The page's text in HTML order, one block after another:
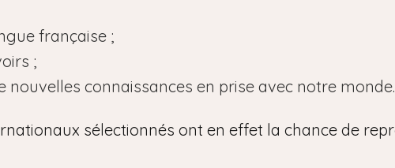
française ;
;
nouvelles connaissances en prise avec notre monde.
sélectionnés ont en effet la chance de